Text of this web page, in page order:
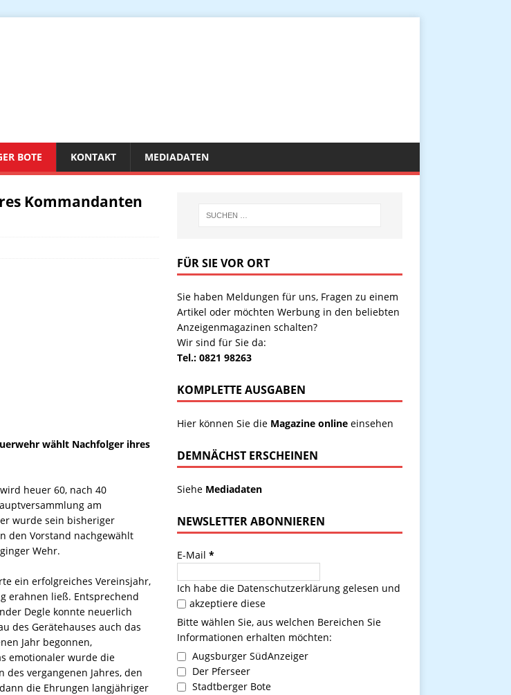
BOTE KONTAKT MEDIADATEN
Kommandanten
wählt Nachfolger ihres
heuer 60, nach 40
am
wurde sein bisheriger
den Vorstand nachgewählt
Wehr.
ein erfolgreiches Vereinsjahr,
erahnen ließ. Entsprechend
Degle konnte neuerlich
des Gerätehauses auch das
Jahr begonnen,
emotionaler wurde die
vergangenen Jahres, den
die Ehrungen langjähriger
FÜR SIE VOR ORT
Sie haben Meldungen für uns, Fragen zu einem
Artikel oder möchten Werbung in den beliebten
Anzeigenmagazinen schalten?
Wir sind für Sie da:
Tel.: 0821 98263
KOMPLETTE AUSGABEN
Hier können Sie die Magazine onlineeinsehen
DEMNÄCHST ERSCHEINEN
Siehe Mediadaten
NEWSLETTER ABONNIEREN
E-Mail *
Ich habe die Datenschutzerklärunggelesen und
akzeptiere diese
Bitte wählen Sie, aus welchen Bereichen Sie
Informationen erhalten möchten:
Augsburger SüdAnzeiger
Der Pferseer
Stadtberger Bote